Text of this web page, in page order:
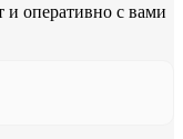
и оперативно с вами